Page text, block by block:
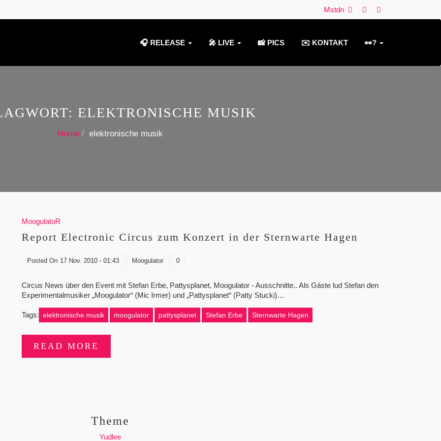
Mstdn
🎧 RELEASE 🎤 LIVE 📸 PICS ✉️ KONTAKT 👀?
ELEKTRONISCHE MUSIK
Home elektronische musik
MoogulatoR
Report Electronic Circus zum Konzert in der Sternwarte Hagen
Posted On 17 Nov. 2010 - 01:43 Moogulator 0
Circus News über den Event mit Stefan Erbe, Pattysplanet, Moogulator - Ausschnitte.. Als Gäste lud Stefan den
Experimentalmusiker „Moogulator“ (Mic Irmer) und „Pattysplanet“ (Patty Stucki)…
Tags: elektronische musik moogulator pattysplanet Stefan Erbe Sternwarte Hagen
READ MORE
Theme
Yudlee